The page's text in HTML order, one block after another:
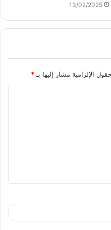
13/02/2025
الإلزامية مشار إليها بـ*